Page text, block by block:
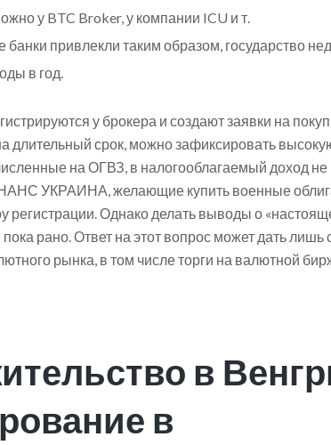
у BTC Broker, у компании ICU и т.
банки привлекли таким образом, государство
в год.
у брокера и создают заявки на
длительный срок, можно зафиксировать
на ОГВЗ, в налогооблагаемый доход
УКРАИНА, желающие купить военные
регистрации. Однако делать выводы о
рано. Ответ на этот вопрос может дать
рынка, в том числе торги на валютной
в
в